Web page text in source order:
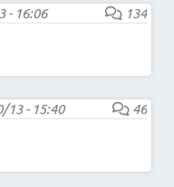
- 16:06
134
13 - 15:40
46